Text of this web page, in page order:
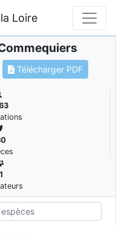
Loire
Télécharger PDF